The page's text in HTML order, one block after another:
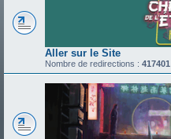
Aller sur le Site
Nombre de redirections : 417401